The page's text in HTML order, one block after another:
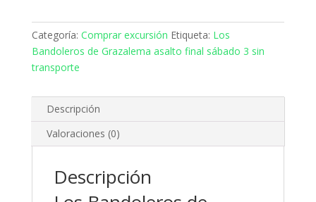
sábado
3
sin
transporte
Categoría: Comprar excursión Etiqueta: Los
Bandoleros de Grazalema asalto final sábado 3 sin
transporte
Descripción
Valoraciones (0)
Descripción